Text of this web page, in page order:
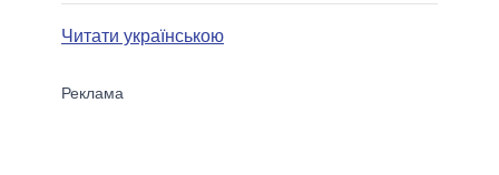
Читати українською